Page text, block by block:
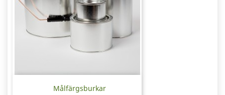
Målfärgsburkar